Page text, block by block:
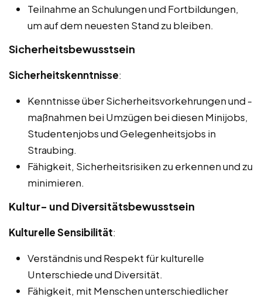
Teilnahme an Schulungen und Fortbildungen,
um auf dem neuesten Stand zu bleiben.
Sicherheitsbewusstsein
Sicherheitskenntnisse:
Kenntnisse über Sicherheitsvorkehrungen und -
maßnahmen bei Umzügen bei diesen Minijobs,
Studentenjobs und Gelegenheitsjobs in
Straubing.
Fähigkeit, Sicherheitsrisiken zu erkennen und zu
minimieren.
Kultur- und Diversitätsbewusstsein
Kulturelle Sensibilität:
Verständnis und Respekt für kulturelle
Unterschiede und Diversität.
Fähigkeit, mit Menschen unterschiedlicher